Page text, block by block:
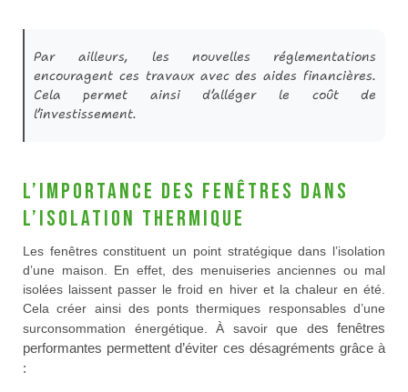
Par ailleurs, les nouvelles réglementations
encouragent ces travaux avec des aides financières.
Cela permet ainsi d’alléger le coût de
l’investissement.
L’importance des fenêtres dans
l’isolation thermique
Les fenêtres constituent un point stratégique dans l’isolation
d’une maison. En effet, des menuiseries anciennes ou mal
isolées laissent passer le froid en hiver et la chaleur en été.
Cela créer ainsi des ponts thermiques responsables d’une
surconsommation énergétique. À savoir que des fenêtres
performantes permettent d’éviter ces désagréments grâce à
: